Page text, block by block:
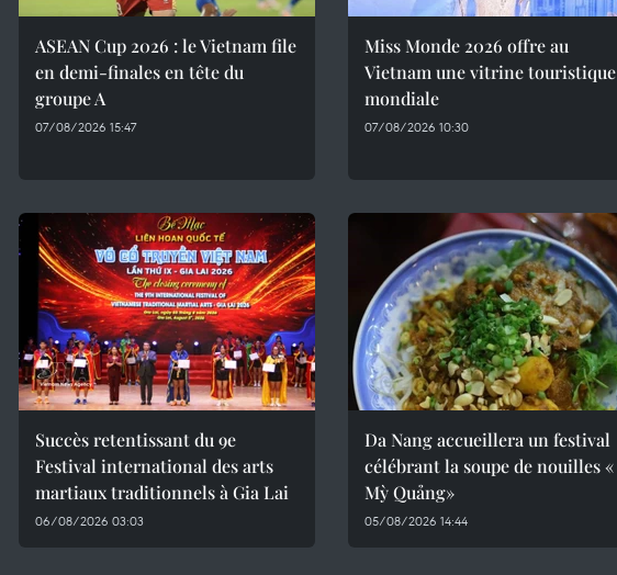
ASEAN Cup 2026 : le Vietnam file
en demi-finales en tête du
groupe A
07/08/2026 15:47
Miss Monde 2026 offre au
Vietnam une vitrine touristique
mondiale
07/08/2026 10:30
Succès retentissant du 9e
Festival international des arts
martiaux traditionnels à Gia Lai
06/08/2026 03:03
Da Nang accueillera un festival
célébrant la soupe de nouilles «
Mỳ Quảng»
05/08/2026 14:44